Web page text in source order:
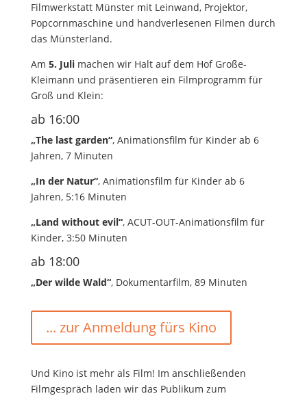
Filmwerkstatt Münster mit Leinwand, Projektor,
Popcornmaschine und handverlesenen Filmen durch
das Münsterland.
Am 5. Julimachen wir Halt auf dem Hof Große-
Kleimann und präsentieren ein Filmprogramm für
Groß und Klein:
ab 16:00
„The last garden“, Animationsfilm für Kinder ab 6
Jahren, 7 Minuten
„In der Natur“, Animationsfilm für Kinder ab 6
Jahren, 5:16 Minuten
„Land without evil“, ACUT-OUT-Animationsfilm für
Kinder, 3:50 Minuten
ab 18:00
„Der wilde Wald“, Dokumentarfilm, 89 Minuten
... zur Anmeldung fürs Kino
Und Kino ist mehr als Film! Im anschließenden
Filmgespräch laden wir das Publikum zum